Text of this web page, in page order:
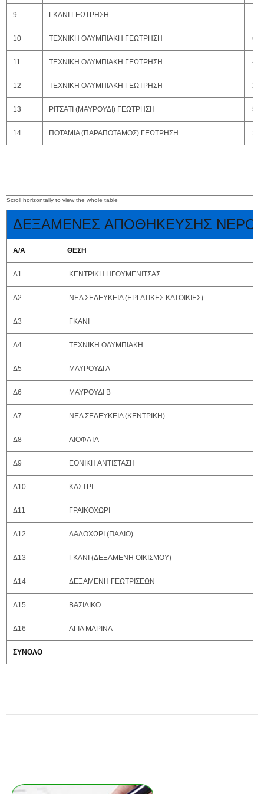
9 ΓΚΑΝΙ ΓΕΩΤΡΗΣΗ
10 ΤΕΧΝΙΚΗ ΟΛΥΜΠΙΑΚΗ ΓΕΩΤΡΗΣΗ 60
11 ΤΕΧΝΙΚΗ ΟΛΥΜΠΙΑΚΗ ΓΕΩΤΡΗΣΗ 40
12 ΤΕΧΝΙΚΗ ΟΛΥΜΠΙΑΚΗ ΓΕΩΤΡΗΣΗ 20
13 ΡΙΤΣΑΤΙ (ΜΑΥΡΟΥΔΙ) ΓΕΩΤΡΗΣΗ 50
14 ΠΟΤΑΜΙΑ (ΠΑΡΑΠΟΤΑΜΟΣ) ΓΕΩΤΡΗΣΗ 20
ΔΕΞΑΜΕΝΕΣ ΑΠΟΘΗΚΕΥΣΗΣ
Α/Α ΘΕΣΗ
Δ1 ΚΕΝΤΡΙΚΗ ΗΓΟΥΜΕΝΙΤΣΑΣ
Δ2 ΝΕΑ ΣΕΛΕΥΚΕΙΑ (ΕΡΓΑΤΙΚΕΣ ΚΑΤΟΙΚΙΕΣ)
Δ3 ΓΚΑΝΙ
Δ4 ΤΕΧΝΙΚΗ ΟΛΥΜΠΙΑΚΗ
Δ5 ΜΑΥΡΟΥΔΙ Α
Δ6 ΜΑΥΡΟΥΔΙ Β
Δ7 ΝΕΑ ΣΕΛΕΥΚΕΙΑ (ΚΕΝΤΡΙΚΗ)
Δ8 ΛΙΟΦΑΤΑ
Δ9 ΕΘΝΙΚΗ ΑΝΤΙΣΤΑΣΗ
Δ10 ΚΑΣΤΡΙ
Δ11 ΓΡΑΙΚΟΧΩΡΙ
Δ12 ΛΑΔΟΧΩΡΙ (ΠΑΛΙΟ)
Δ13 ΓΚΑΝΙ (ΔΕΞΑΜΕΝΗ ΟΙΚΙΣΜΟΥ)
Δ14 ΔΕΞΑΜΕΝΗ ΓΕΩΤΡΙΣΕΩΝ
Δ15 ΒΑΣΙΛΙΚΟ
Δ16 ΑΓΙΑ ΜΑΡΙΝΑ
ΣΥΝΟΛΟ